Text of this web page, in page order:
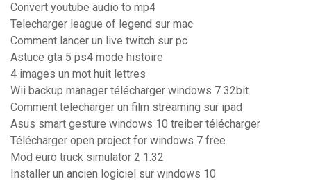
Convert youtube audio to mp4
Telecharger league of legend sur mac
Comment lancer un live twitch sur pc
Astuce gta 5 ps4 mode histoire
4 images un mot huit lettres
Wii backup manager télécharger windows 7 32bit
Comment telecharger un film streaming sur ipad
Asus smart gesture windows 10 treiber télécharger
Télécharger open project for windows 7 free
Mod euro truck simulator 2 1.32
Installer un ancien logiciel sur windows 10